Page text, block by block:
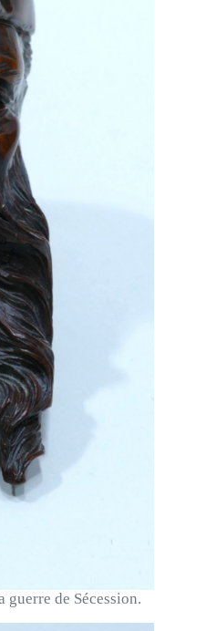
de Sécession.